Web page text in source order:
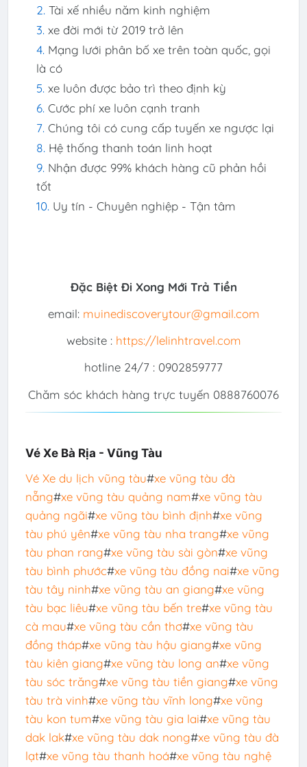
Tài xế nhiều năm kinh nghiệm
xe đời mới từ 2019 trở lên
Mạng lưới phân bố xe trên toàn quốc, gọi
là có
xe luôn được bảo trì theo định kỳ
Cước phí xe luôn cạnh tranh
Chúng tôi có cung cấp tuyến xe ngược lại
Hệ thống thanh toán linh hoạt
Nhận được 99% khách hàng cũ phản hồi
tốt
Uy tín - Chuyên nghiệp - Tận tâm
Đặc Biệt Đi Xong Mới Trả Tiền
email: muinediscoverytour@gmail.com
website : https://lelinhtravel.com
hotline 24/7 : 0902859777
Chăm sóc khách hàng trực tuyến 0888760076
Vé Xe Bà Rịa - Vũng Tàu
Vé Xe du lịch vũng tàu#xe vũng tàu đà
nẵng#xe vũng tàu quảng nam#xe vũng tàu
quảng ngãi#xe vũng tàu bình định#xe vũng
tàu phú yên#xe vũng tàu nha trang#xe vũng
tàu phan rang#xe vũng tàu sài gòn#xe vũng
tàu bình phước#xe vũng tàu đồng nai#xe vũng
tàu tây ninh#xe vũng tàu an giang#xe vũng
tàu bạc liêu#xe vũng tàu bến tre#xe vũng tàu
cà mau#xe vũng tàu cần thơ#xe vũng tàu
đồng tháp#xe vũng tàu hậu giang#xe vũng
tàu kiên giang#xe vũng tàu long an#xe vũng
tàu sóc trăng#xe vũng tàu tiền giang#xe vũng
tàu trà vinh#xe vũng tàu vĩnh long#xe vũng
tàu kon tum#xe vũng tàu gia lai#xe vũng tàu
dak lak#xe vũng tàu dak nong#xe vũng tàu đà
lạt#xe vũng tàu thanh hoá#xe vũng tàu nghệ